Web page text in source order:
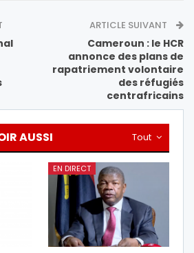
ARTICLE SUIVANT
Cameroun : le HCR
annonce des plans de
rapatriement volontaire
des réfugiés
centrafricains
Tout
AUSSI
EN DIRECT